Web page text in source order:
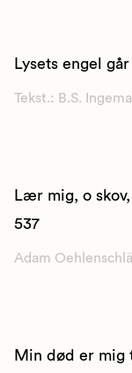
Lysets engel
Tekst.: B.S.
Lær mig, o
537
Adam
Min død er mig